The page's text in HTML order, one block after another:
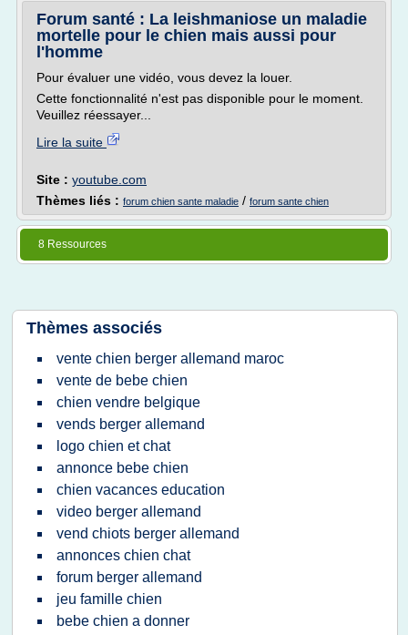
Forum santé : La leishmaniose un maladie
mortelle pour le chien mais aussi pour
l'homme
Pour évaluer une vidéo, vous devez la louer.
Cette fonctionnalité n'est pas disponible pour le moment.
Veuillez réessayer...
Lire la suite
Site : youtube.com
Thèmes liés : forum chien sante maladie / forum sante chien
8 Ressources
Thèmes associés
vente chien berger allemand maroc
vente de bebe chien
chien vendre belgique
vends berger allemand
logo chien et chat
annonce bebe chien
chien vacances education
video berger allemand
vend chiots berger allemand
annonces chien chat
forum berger allemand
jeu famille chien
bebe chien a donner